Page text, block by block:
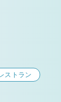
ストラン